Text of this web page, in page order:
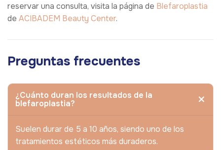
reservar una consulta, visita la página de Blefaroplastia
de ACIBADEM Beauty Center.
Preguntas frecuentes
¿Cuánto duran los resultados de la
blefaroplastia?
Suelen durar de 5 a 10 años, siendo uno de los
tratamientos estéticos más duraderos.